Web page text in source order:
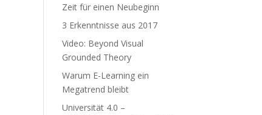
Zeit für einen Neubeginn
3 Erkenntnisse aus 2017
Video: Beyond Visual
Grounded Theory
Warum E-Learning ein
Megatrend bleibt
Universität 4.0 –